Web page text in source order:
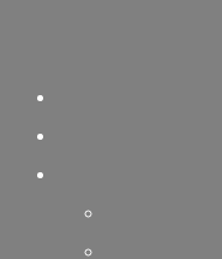
content